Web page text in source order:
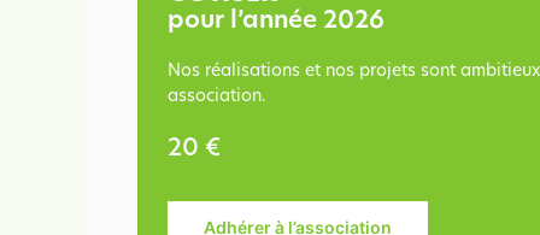
pour l’année 2026
Nos réalisations et nos projets sont
association.
20 €
Adhérer à l’association